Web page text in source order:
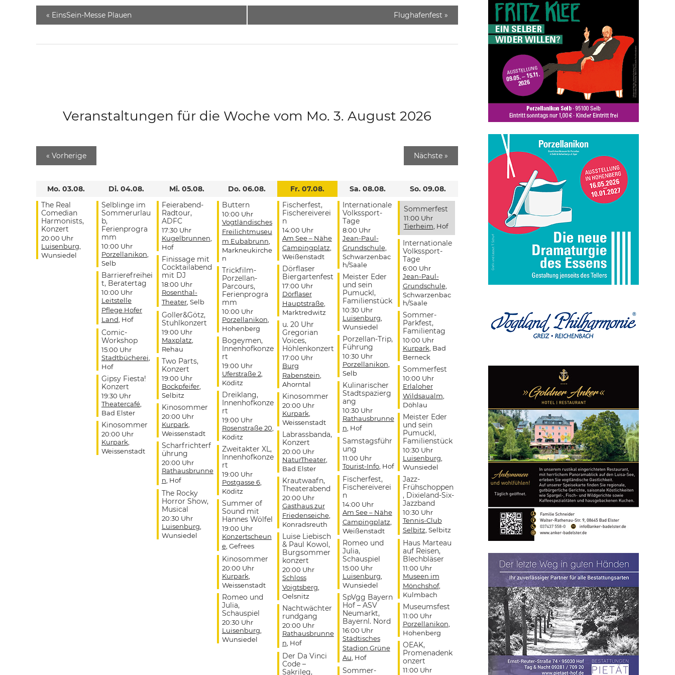
« EinsSein-Messe Plauen Flughafenfest »
Veranstaltungen für die Woche vom Mo. 3. August 2026
« Vorherige Nächste »
Mo. 03.08.
The Real
Comedian
Harmonists,
Konzert
20:00 Uhr
Luisenburg
Wunsiedel
Di. 04.08.
Selblinge im
Sommerurlau
b,
Ferienprogra
mm
10:00 Uhr
Porzellanikon
Selb
Barrierefreihei
t, Beratertag
10:00 Uhr
Leitstelle
Pflege Hofer
Land , Hof
Comic-
Workshop
15:00 Uhr
Stadtbücherei
Hof
Gipsy Fiesta!
Konzert
19:30 Uhr
Theatercafé,
Bad Elster
Kinosommer
20:00 Uhr
Kurpark
Weissenstadt
Mi. 05.08.
Feierabend-
Radtour,
ADFC
17:30 Uhr
Kugelbrunnen
Hof
Finissage mit
Cocktailabend
mit DJ
18:00 Uhr
Rosenthal-
Theater, Selb
Goller&Götz,
Stuhlkonzert
19:00 Uhr
Maxplatz
Rehau
Two Parts,
Konzert
19:00 Uhr
Bockpfeifer,
Selbitz
Kinosommer
20:00 Uhr
Kurpark
Weissenstadt
Scharfrichterf
ührung
20:00 Uhr
Rathausbrunne
n , Hof
The Rocky
Horror Show,
Musical
20:30 Uhr
Luisenburg
Wunsiedel
Do. 06.08.
Buttern
10:00 Uhr
Vogtländisches
Freilichtmuseu
m Eubabrunn
Markneukirche
n
Trickfilm-
Porzellan-
Parcours,
Ferienprogra
mm
10:00 Uhr
Porzellanikon
Hohenberg
Bogeymen,
Innenhofkonze
rt
19:00 Uhr
Uferstraße 2,
Köditz
Dreiklang,
Innenhofkonze
rt
19:00 Uhr
Rosenstraße 20
Köditz
Zweitakter XL,
Innenhofkonze
rt
19:00 Uhr
Postgasse 6,
Köditz
Summer of
Sound mit
Hannes Wölfel
19:00 Uhr
Konzertscheun
e, Gefrees
Kinosommer
20:00 Uhr
Kurpark
Weissenstadt
Romeo und
Julia,
Schauspiel
20:30 Uhr
Luisenburg
Wunsiedel
Fr. 07.08.
Fischerfest,
Fischereiverei
n
14:00 Uhr
Am See – Nähe
Campingplatz
Weißenstadt
Dörflaser
Biergartenfest
17:00 Uhr
Dörflaser
Hauptstraße,
Marktredwitz
u. 20 Uhr
Gregorian
Voices,
Höhlenkonzert
17:00 Uhr
Burg
Rabenstein
Ahorntal
Kinosommer
20:00 Uhr
Kurpark
Weissenstadt
Labrassbanda,
Konzert
20:00 Uhr
NaturTheater,
Bad Elster
Krautwaafn,
Theaterabend
20:00 Uhr
Gasthaus zur
Friedenseiche,
Konradsreuth
Luise Liebisch
& Paul Kowol,
Burgsommer
konzert
20:00 Uhr
Schloss
Voigtsberg
Oelsnitz
Nachtwächter
rundgang
20:00 Uhr
Rathausbrunne
n , Hof
Der Da Vinci
Code –
Sakrileg,
Sa. 08.08.
Internationale
Volkssport-
Tage
8:00 Uhr
Jean-Paul-
Grundschule,
Schwarzenbac
h/Saale
Meister Eder
und sein
Pumuckl,
Familienstück
10:30 Uhr
Luisenburg
Wunsiedel
Porzellan-Trip,
Führung
10:30 Uhr
Porzellanikon
Selb
Kulinarischer
Stadtspazierg
ang
10:30 Uhr
Rathausbrunne
n , Hof
Samstagsführ
ung
11:00 Uhr
Tourist-Info, Hof
Fischerfest,
Fischereiverei
n
14:00 Uhr
Am See – Nähe
Campingplatz
Weißenstadt
Romeo und
Julia,
Schauspiel
15:00 Uhr
Luisenburg
Wunsiedel
SpVgg Bayern
Hof – ASV
Neumarkt,
Bayernl. Nord
16:00 Uhr
Städtisches
Stadion Grüne
Au , Hof
Sommer-
So. 09.08.
Sommerfest
11:00 Uhr
Tierheim , Hof
Internationale
Volkssport-
Tage
6:00 Uhr
Jean-Paul-
Grundschule,
Schwarzenbac
h/Saale
Sommer-
Parkfest,
Familientag
10:00 Uhr
Kurpark , Bad
Berneck
Sommerfest
10:00 Uhr
Erlaloher
Wildsaualm
Döhlau
Meister Eder
und sein
Pumuckl,
Familienstück
10:30 Uhr
Luisenburg
Wunsiedel
Jazz-
Frühschoppen
, Dixieland-Six-
Jazzband
10:30 Uhr
Tennis-Club
Selbitz , Selbitz
Haus Marteau
auf Reisen,
Blechbläser
11:00 Uhr
Museen im
Mönchshof,
Kulmbach
Museumsfest
11:00 Uhr
Porzellanikon
Hohenberg
OEAK,
Promenadenk
onzert
11:00 Uhr